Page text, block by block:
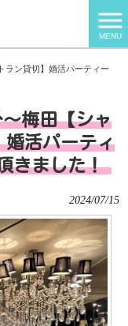
MENU
ラン貸切】婚活パーティー
梅田【シャ
婚活パーティ
きました！
2024/07/15